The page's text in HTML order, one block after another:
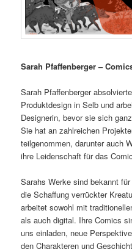
Sarah Pfaffenberger –
Sarah Pfaffenberger
Produktdesign in Selb und
Designerin, bevor sie sich
Sie hat an zahlreichen
teilgenommen, darunter auch
ihre Leidenschaft für das
Sarahs Werke sind bekannt
die Schaffung verrückter
arbeitet sowohl mit
als auch digital. Ihre Comics
uns einladen, neue
den Charakteren und